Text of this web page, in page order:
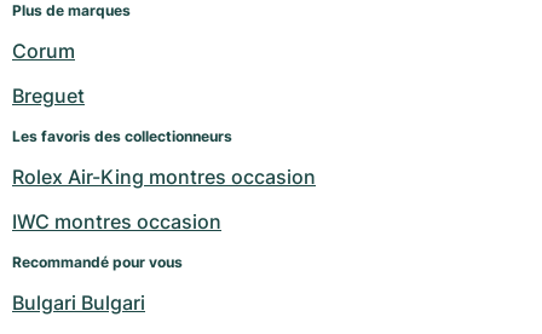
Plus de marques
Corum
Breguet
Les favoris des collectionneurs
Rolex Air-King montres occasion
IWC montres occasion
Recommandé pour vous
Bulgari Bulgari